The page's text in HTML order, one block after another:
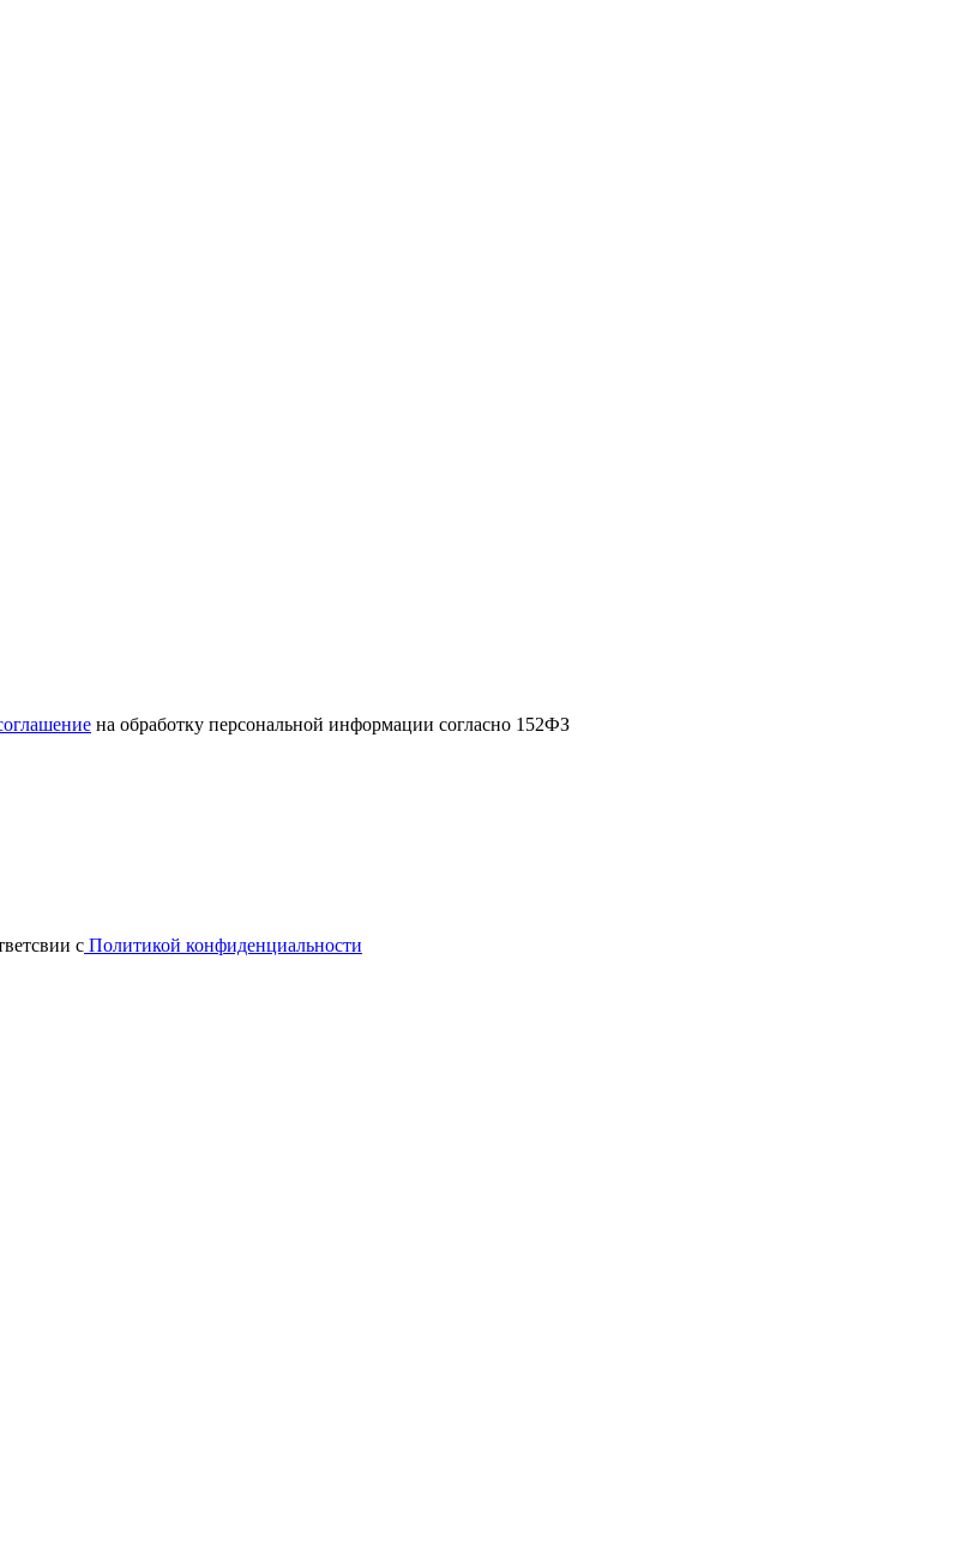
на обработку персональной информации согласно 152ФЗ
с Политикой конфиденциальности